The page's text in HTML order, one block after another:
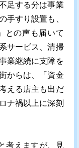
足する分は事業
手すり設置も、
との声も届いて
サービス、清掃
業継続に支障を
からは、「資金
える店主も出だ
ナ禍以上に深刻
考えますが、見